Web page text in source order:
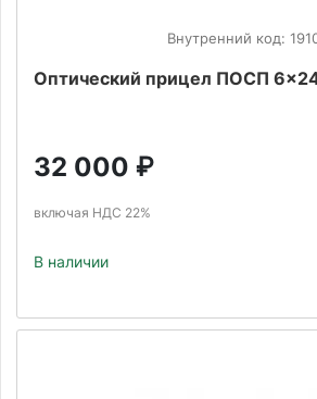
Внутренний код:
Оптический прицел ПОСП
32 000 ₽
включая НДС 22%
В наличии